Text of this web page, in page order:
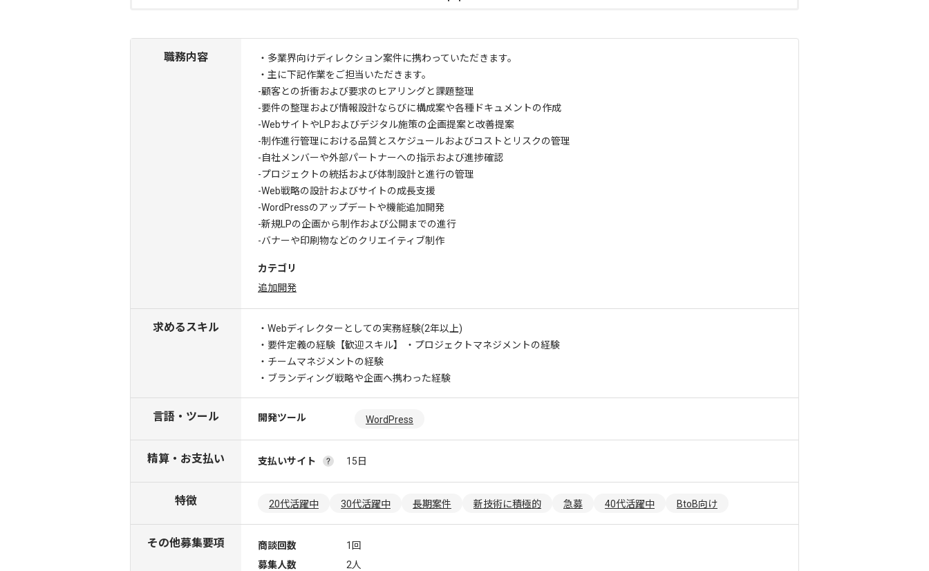
職務内容
・多業界向けディレクション案件に携わっていただきます。
・主に下記作業をご担当いただきます。
-顧客との折衝および要求のヒアリングと課題整理
-要件の整理および情報設計ならびに構成案や各種ドキュメントの作成
-WebサイトやLPおよびデジタル施策の企画提案と改善提案
-制作進行管理における品質とスケジュールおよびコストとリスクの管理
-自社メンバーや外部パートナーへの指示および進捗確認
-プロジェクトの統括および体制設計と進行の管理
-Web戦略の設計およびサイトの成長支援
-WordPressのアップデートや機能追加開発
-新規LPの企画から制作および公開までの進行
-バナーや印刷物などのクリエイティブ制作
カテゴリ
追加開発
求めるスキル
・Webディレクターとしての実務経験(2年以上)
・要件定義の経験 【歓迎スキル】 ・プロジェクトマネジメントの経験
・チームマネジメントの経験
・ブランディング戦略や企画へ携わった経験
言語・ツール 開発ツール WordPress
精算・お支払い 支払いサイト 15日
特徴 20代活躍中 30代活躍中 長期案件 新技術に積極的 急募 40代活躍中 BtoB向け
その他募集要項 商談回数
1回
募集人数
2人